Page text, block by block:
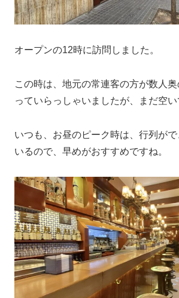
オープンの12時に訪問しました。
この時は、地元の常連客の方が数人
っていらっしゃいましたが、まだ空い
いつも、お昼のピーク時は、行列が
いるので、早めがおすすめですね。